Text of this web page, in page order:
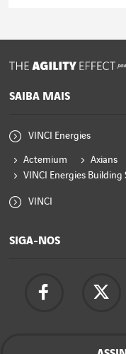
SAIBA MAIS
VINCI Energies
Actemium Axians
VINCI Energies Building
VINCI
SIGA-NOS